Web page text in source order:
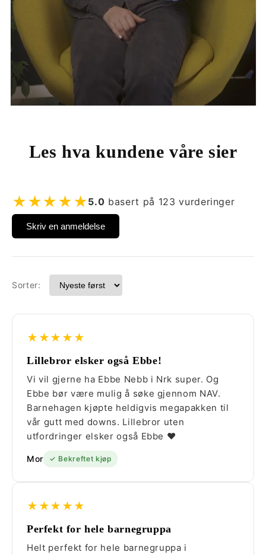
Les hva kundene våre sier
★★★★★5.0 basert på 123 vurderinger
Skriv en anmeldelse
Sorter:
★★★★★
Lillebror elsker også Ebbe!
Vi vil gjerne ha Ebbe Nebb i Nrk super. Og
Ebbe bør være mulig å søke gjennom NAV.
Barnehagen kjøpte heldigvis megapakken til
vår gutt med downs. Lillebror uten
utfordringer elsker også Ebbe ❤️
Mor ✓ Bekreftet kjøp
★★★★★
Perfekt for hele barnegruppa
Helt perfekt for hele barnegruppa i